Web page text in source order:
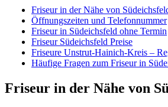
Friseur in der Nähe von
Öffnungszeiten und Telefonnummer
Friseur in Südeichsfeld ohne Termin
Friseur Südeichsfeld Preise
Friseure Unstrut-Hainich-Kreis –
Häufige Fragen zum Friseur in
Friseur in der Nähe von